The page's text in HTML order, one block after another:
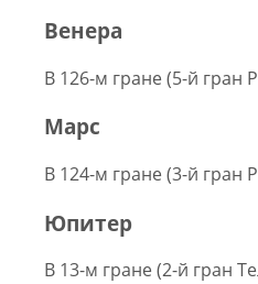
Венера
В 126-м гране (5-й гран
Марс
В 124-м гране (3-й гран
Юпитер
В 13-м гране (2-й гран